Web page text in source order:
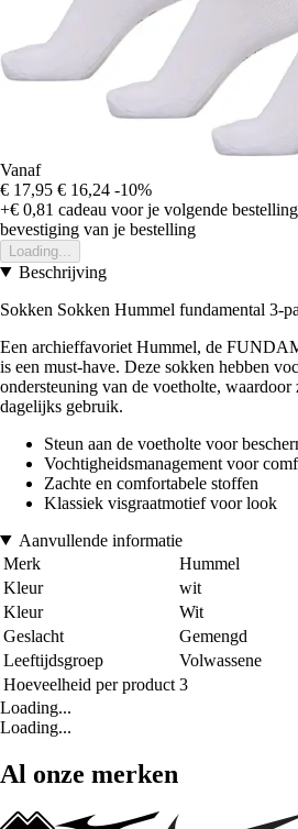
Vanaf
€ 17,95 € 16,24 -10%
+€ 0,81 cadeau voor je volgende bestelling
bevestiging van je bestelling
Loading...
Beschrijving
Sokken Sokken Hummel fundamental 3-
Een archieffavoriet Hummel, de
is een must-have. Deze sokken hebben
ondersteuning van de voetholte,
dagelijks gebruik.
Steun aan de voetholte voor
Vochtigheidsmanagement voor
Zachte en comfortabele stoffen
Klassiek visgraatmotief voor look
Aanvullende informatie
Merk
Hummel
Kleur
wit
Kleur
Wit
Geslacht
Gemengd
Leeftijdsgroep
Volwassene
Hoeveelheid per product 3
Loading...
Loading...
Al onze merken